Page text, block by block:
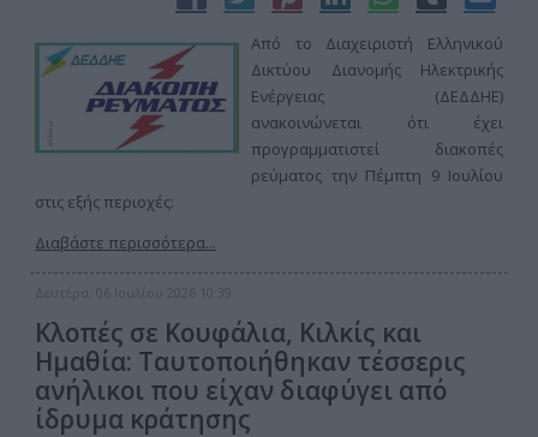
Από το Διαχειριστή Ελληνικού
Δικτύου Διανομής Ηλεκτρικής
Ενέργειας (ΔΕΔΔΗΕ)
ανακοινώνεται ότι έχει
προγραμματιστεί διακοπές
ρεύματος την Πέμπτη 9 Ιουλίου
στις εξής περιοχές:
Διαβάστε περισσότερα...
Δευτέρα, 06 Ιουλίου 2026 10:39
Κλοπές σε Κουφάλια, Κιλκίς και
Ημαθία: Ταυτοποιήθηκαν τέσσερις
ανήλικοι που είχαν διαφύγει από
ίδρυμα κράτησης